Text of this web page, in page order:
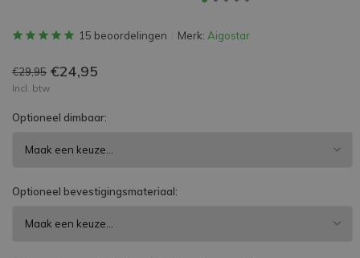
15 beoordelingen Merk: Aigostar
€29,95 €24,95
Incl. btw
Optioneel dimbaar:
Optioneel bevestigingsmateriaal: